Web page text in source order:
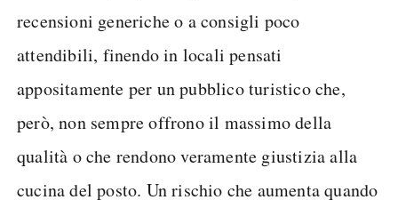
recensioni generiche o a consigli poco
attendibili, finendo in locali pensati
appositamente per un pubblico turistico che,
però, non sempre offrono il massimo della
qualità o che rendono veramente giustizia alla
cucina del posto. Un rischio che aumenta quando